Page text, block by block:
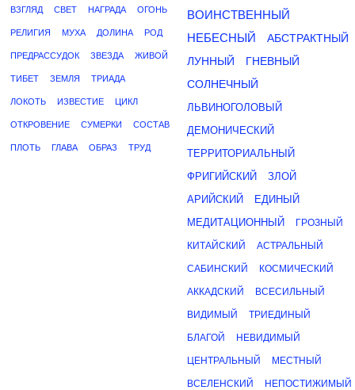
ВЗГЛЯД СВЕТ НАГРАДА ОГОНЬ
РЕЛИГИЯ МУХА ДОЛИНА РОД
ПРЕДРАССУДОК ЗВЕЗДА ЖИВОЙ
ТИБЕТ ЗЕМЛЯ ТРИАДА
ЛОКОТЬ ИЗВЕСТИЕ ЦИКЛ
ОТКРОВЕНИЕ СУМЕРКИ СОСТАВ
ПЛОТЬ ГЛАВА ОБРАЗ ТРУД
ВОИНСТВЕННЫЙ
НЕБЕСНЫЙ
АБСТРАКТНЫЙ
ЛУННЫЙ
ГНЕВНЫЙ
СОЛНЕЧНЫЙ
ЛЬВИНОГОЛОВЫЙ
ДЕМОНИЧЕСКИЙ
ТЕРРИТОРИАЛЬНЫЙ
ФРИГИЙСКИЙ
ЗЛОЙ
АРИЙСКИЙ
ЕДИНЫЙ
МЕДИТАЦИОННЫЙ
ГРОЗНЫЙ
КИТАЙСКИЙ АСТРАЛЬНЫЙ
САБИНСКИЙ КОСМИЧЕСКИЙ
АККАДСКИЙ ВСЕСИЛЬНЫЙ
ВИДИМЫЙ ТРИЕДИНЫЙ
БЛАГОЙ НЕВИДИМЫЙ
ЦЕНТРАЛЬНЫЙ МЕСТНЫЙ
ВСЕЛЕНСКИЙ НЕПОСТИЖИМЫЙ